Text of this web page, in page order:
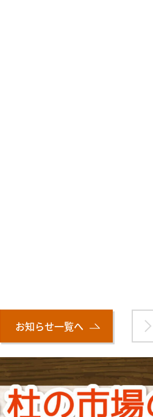
お知らせ一覧へ